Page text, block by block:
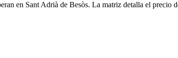
en Sant Adrià de Besòs. La matriz detalla el